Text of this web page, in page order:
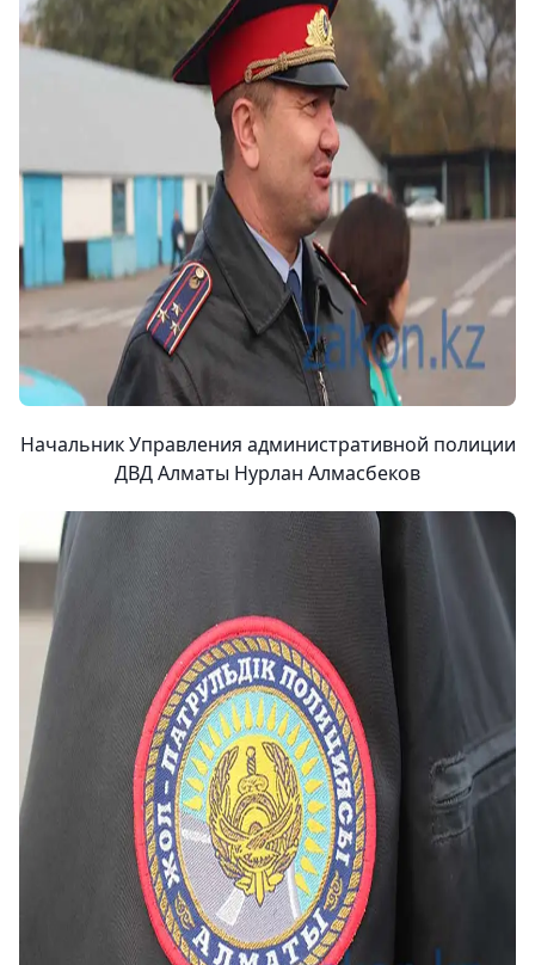
Начальник Управления административной полиции
ДВД Алматы Нурлан Алмасбеков